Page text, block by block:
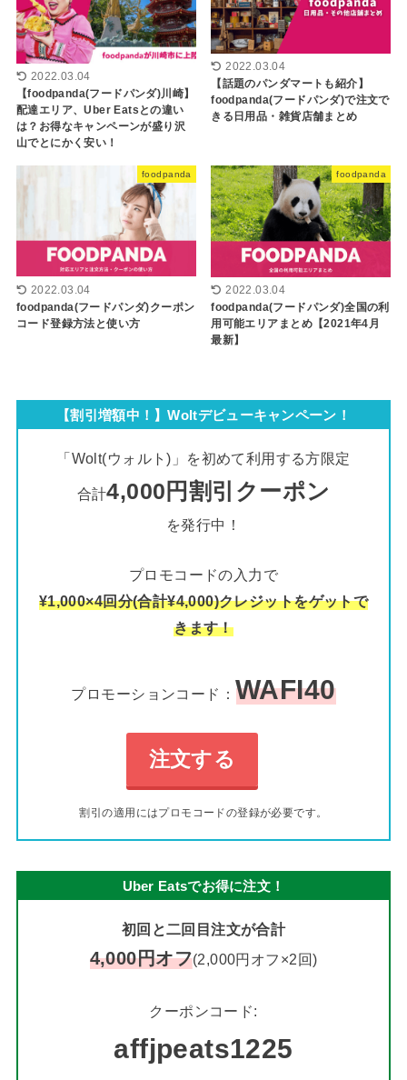
2022.03.04
【foodpanda(フードパンダ)川崎】
配達エリア、Uber Eatsとの違い
は？お得なキャンペーンが盛り沢
山でとにかく安い！
2022.03.04
【話題のパンダマートも紹介】
foodpanda(フードパンダ)で注文で
きる日用品・雑貨店舗まとめ
foodpanda
2022.03.04
foodpanda(フードパンダ)クーポン
コード登録方法と使い方
foodpanda
2022.03.04
foodpanda(フードパンダ)全国の利
用可能エリアまとめ【2021年4月
最新】
【割引増額中！】Woltデビューキャンペーン！
「Wolt(ウォルト)」を初めて利用する方限定
合計4,000円割引クーポン
を発行中！
プロモコードの入力で
¥1,000×4回分(合計¥4,000)クレジットをゲットで
きます！
プロモーションコード： WAFI40
注文する
割引の適用にはプロモコードの登録が必要です。
Uber Eatsでお得に注文！
初回と二回目注文が合計
4,000円オフ(2,000円オフ×2回)
クーポンコード:
affjpeats1225